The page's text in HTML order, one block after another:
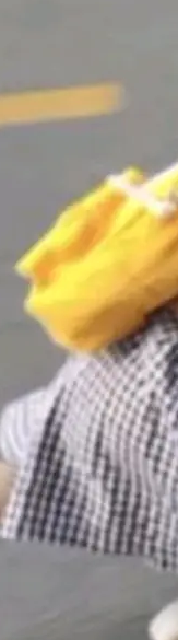
持 Iceberg V3 格式。
会议中心开幕。本届大会
业质量创新联盟主办，以
原生时代的质量新范
实验室走向规模化产业
，《2026智能研发生产
Testin云测的Testin
测试领域代表产品。对
转变：AI测试正在从效
基础设施。 CIO面对的
的焦虑清单上多了两项
能体应用安全地从PoC
试团队跟得上AI应用...
：一篇关于 ADT
就回不去了。Alex
的基石"。 他说的东西不
ADT），尤其是和类型
清楚了一件事：这不
日常编码的思维方式。
入。一个网站的深色主
+ 可空字段来表示
nullable 的默认模式、
产生大量无意义的组
突了、全 null 了。要知
，你得靠"文档、校验
法。Rust 的 enum，两
企业 AI 平台 Clou
开源项目 Cloudflare O
客，你会觉得这是又一
器人"——每个大厂都在
Kenton Varda 在
今天我们发布了
的聊天机器人，跟其他
只不过，实际上它不一
的重制版，我十年前
是，这次它构建在
了九年时间搭建的平
。这基本上是我十年秘
，可自托管的分
团队推出了最新开
己机器上运行
的守护进程。
象是一个独立的 SQLite
复制到你自己的 S3 兼
通过这个存储库协调
识协议。每个对象自带
然按分片构建，单个数
题在设计层面就被消除
到几乎不占资源。当
流畅/AI榜：vivo夺
三星Galaxy Z系列
，由于存储等硬件成本
不好过啊，新机速度明
许多。新机参数规格除
其余要么是中低端机器
Note 17、REDMI
了新项目——DeltaDB，一
记录每一次编辑操作的版